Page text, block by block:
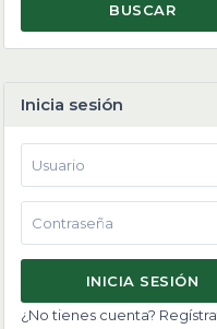
BUSCAR
Inicia sesión
INICIA SESIÓN
¿No tienes cuenta?